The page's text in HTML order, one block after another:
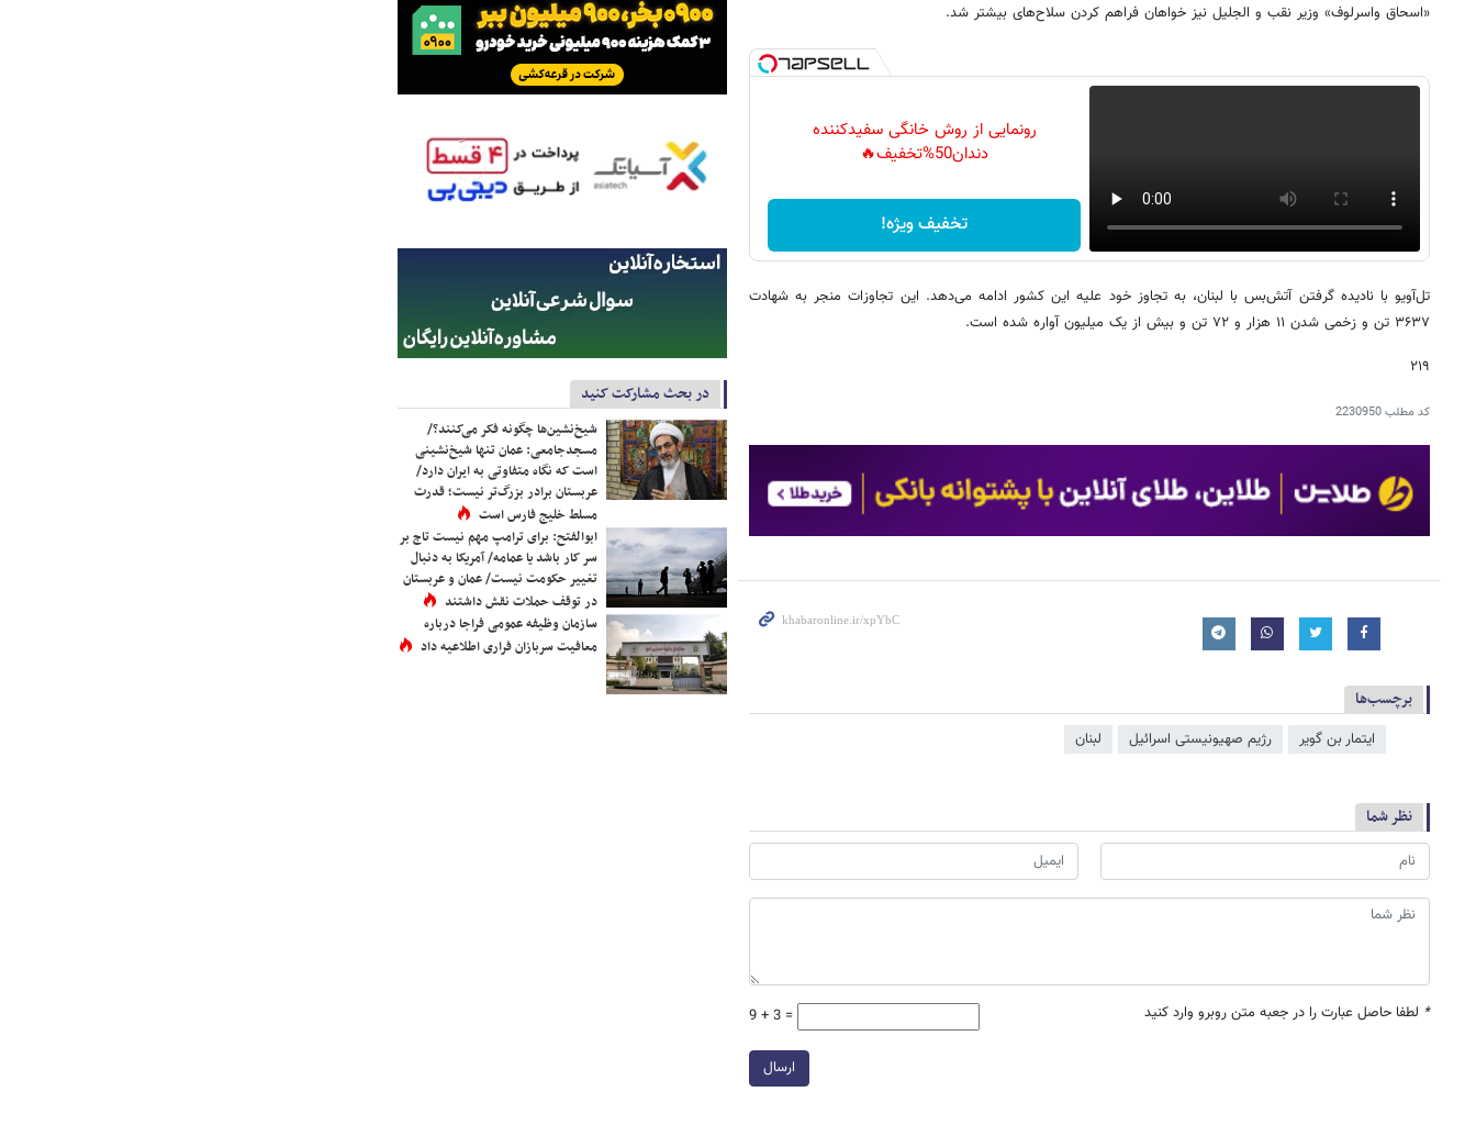
«اسحاق واسرلوف» وزیر نقب و الجلیل نیز خواهان فراهم کردن سلاح‌های بیشتر شد.
رونمایی از روش خانگی سفیدکننده
دندان50%تخفیف🔥
تخفیف ویژه!
تل‌آویو با نادیده گرفتن آتش‌بس با لبنان، به تجاوز خود علیه این کشور ادامه می‌دهد. این تجاوزات منجر به شهادت
۳۶۳۷ تن و زخمی شدن ۱۱ هزار و ۷۲ تن و بیش از یک میلیون آواره شده است.
۲۱۹
کد مطلب2230950
برچسب‌ها
ایتمار بن گویر رژیم صهیونیستی اسرائیل لبنان
نظر شما
* لطفا حاصل عبارت را در جعبه متن روبرو وارد کنید 9 + 3 =
ارسال
در بحث مشارکت کنید
شیخ‌نشین‌ها چگونه فکر می‌کنند؟/
مسجدجامعی: عمان تنها شیخ‌نشینی
است که نگاه متفاوتی به ایران دارد/
عربستان برادر بزرگ‌تر نیست؛ قدرت
مسلط خلیج فارس است
ابوالفتح: برای ترامپ مهم نیست تاج بر
سر کار باشد یا عمامه/ آمریکا به دنبال
تغییر حکومت نیست/ عمان و عربستان
در توقف حملات نقش داشتند
سازمان وظیفه عمومی فراجا درباره
معافیت سربازان فراری اطلاعیه داد